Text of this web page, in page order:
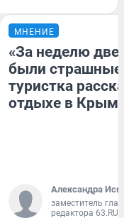
МНЕНИЕ
«За неделю две
были
туристка
отдыхе в
Александра
заместитель
редактора 63.RU